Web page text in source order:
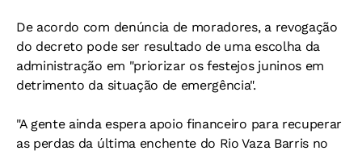
De acordo com denúncia de moradores, a revogação
do decreto pode ser resultado de uma escolha da
administração em "priorizar os festejos juninos em
detrimento da situação de emergência".
"A gente ainda espera apoio financeiro para recuperar
as perdas da última enchente do Rio Vaza Barris no